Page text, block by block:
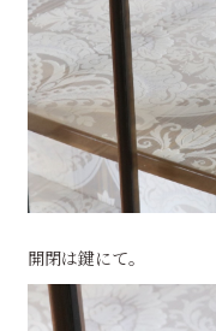
開閉は鍵にて。